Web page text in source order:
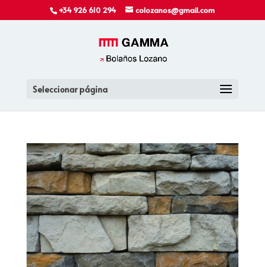
+34 926 610 294 colozanos@gmail.com
Seleccionar página